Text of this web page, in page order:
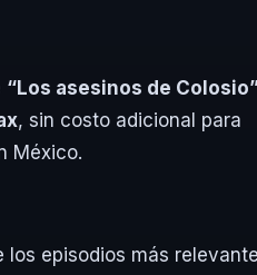
“Los asesinos de
, sin costo adicional para
México.
los episodios más